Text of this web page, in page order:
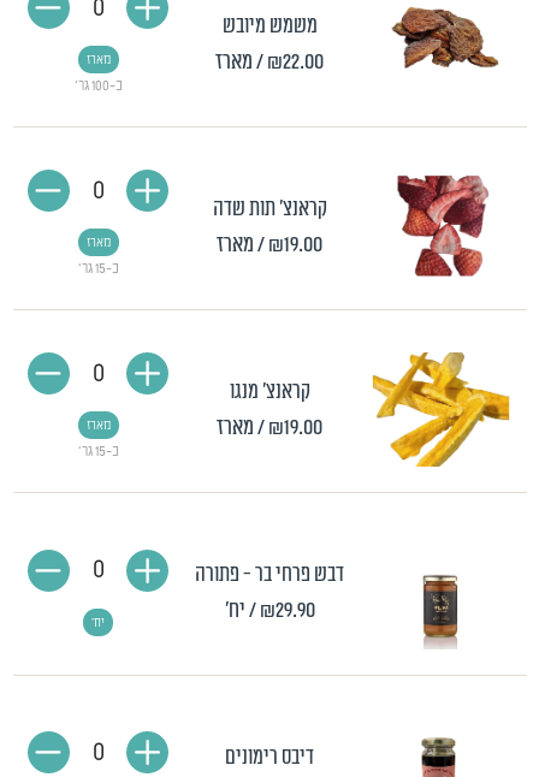
משמש מיובש
₪22.00/ מארז
כ-100 גר'
מארז
0
קראנצ' תות שדה
₪19.00/ מארז
כ-15 גר'
מארז
0
קראנצ' מנגו
₪19.00/ מארז
כ-15 גר'
מארז
0
דבש פרחי בר - פתורה
₪29.90 / יח' יח'
0
דיבס רימונים
0